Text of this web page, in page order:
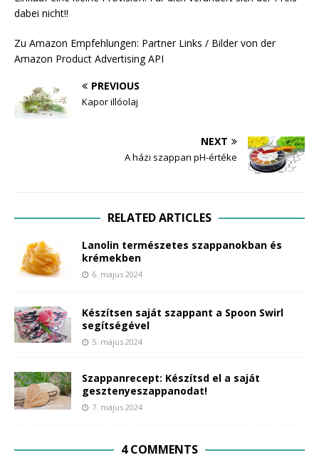
dabei nicht!!
Zu Amazon Empfehlungen: Partner Links / Bilder von der
Amazon Product Advertising API
PREVIOUS
Kapor illóolaj
NEXT
A házi szappan pH-értéke
RELATED ARTICLES
Lanolin természetes szappanokban és
krémekben
6. május 2024
Készítsen saját szappant a Spoon Swirl
segítségével
5. május 2024
Szappanrecept: Készítsd el a saját
gesztenyeszappanodat!
7. május 2024
4 COMMENTS